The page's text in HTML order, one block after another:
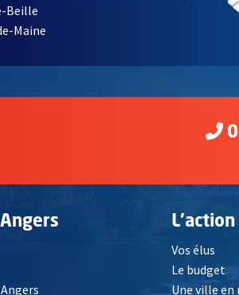
fenêtre
Beille
Maine
L'action
Vos élus
Le budget
Une ville